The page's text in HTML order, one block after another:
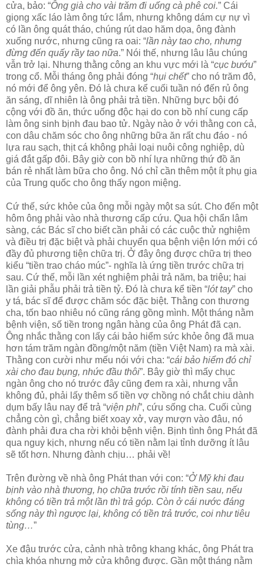
cửa, bảo: “Ông già cho vài trăm đi uống cà phê coi.” Cái
giọng xấc láo làm ông tức lắm, nhưng không dám cự nự vì
có lần ông quát tháo, chúng rút dao hăm dọa, ông đành
xuống nước, nhưng cũng ra oai: “lần này tao cho, nhưng
đừng đến quấy rầy tao nữa.” Nói thế, nhưng lâu lâu chúng
vẫn trở lại. Nhưng thằng công an khu vực mới là “cục bướu”
trong cổ. Mỗi tháng ông phải đóng “hụi chết” cho nó trăm đô,
nó mới để ông yên. Đó là chưa kể cuối tuần nó đến rủ ông
ăn sáng, dĩ nhiên là ông phải trả tiền. Những bực bội đó
cộng với đồ ăn, thức uống độc hại do con bồ nhí cung cấp
làm ông sinh bịnh đau bao tử. Ngày nào ở với thằng con cả,
con dâu chăm sóc cho ông những bữa ăn rất chu đáo - nó
lựa rau sạch, thịt cá không phải loại nuôi công nghiệp, dù
giá đắt gấp đôi. Bây giờ con bồ nhí lựa những thứ đồ ăn
bán rẻ nhất làm bữa cho ông. Nó chỉ cần thêm một ít phụ gia
của Trung quốc cho ông thấy ngon miệng.
Cứ thế, sức khỏe của ông mỗi ngày một sa sút. Cho đến một
hôm ông phải vào nhà thương cấp cứu. Qua hội chẩn lâm
sàng, các Bác sĩ cho biết cần phải có các cuộc thử nghiệm
và điều trị đặc biệt và phải chuyển qua bệnh viện lớn mới có
đầy đủ phương tiện chữa trị. Ở đây ông được chữa trị theo
kiểu “tiền trao cháo múc”- nghĩa là ứng tiền trước chữa trị
sau. Cứ thế, mỗi lần xét nghiệm phải trả năm, ba triệu; hai
lần giải phẫu phải trả tiền tỷ. Đó là chưa kể tiền “lót tay” cho
y tá, bác sĩ để được chăm sóc đặc biệt. Thằng con thương
cha, tốn bao nhiêu nó cũng ráng gồng mình. Một tháng nằm
bệnh viện, số tiền trong ngân hàng của ông Phát đã cạn.
Ông nhắc thằng con lấy cái bảo hiểm sức khỏe ông đã mua
hơn tám trăm ngàn đồng/một năm (tiền Việt Nam) ra mà xài.
Thằng con cười như mếu nói với cha: “cái bảo hiểm đó chỉ
xài cho đau bụng, nhức đầu thôi”. Bây giờ thì mấy chục
ngàn ông cho nó trước đây cũng đem ra xài, nhưng vẫn
không đủ, phải lấy thêm số tiền vợ chồng nó chắt chiu dành
dụm bấy lâu nay để trả “viện phí”, cứu sống cha. Cuối cùng
chẳng còn gì, chẳng biết xoay xở, vay mượn vào đâu, nó
đành phải đưa cha rời khỏi bệnh viện. Bịnh tình ông Phát đã
qua nguy kịch, nhưng nếu có tiền nằm lại tỉnh dưỡng ít lâu
sẽ tốt hơn. Nhưng đành chịu… phải về!
Trên đường về nhà ông Phát than với con: “Ở Mỹ khi đau
bịnh vào nhà thương, họ chữa trước rồi tính tiền sau, nếu
không có tiền trả một lần thì trả góp. Còn ở cái nước đáng
sống này thì ngược lại, không có tiền trả trước, coi như tiêu
tùng…”
Xe đậu trước cửa, cảnh nhà trông khang khác, ông Phát tra
chìa khóa nhưng mở cửa không được. Gần một tháng nằm